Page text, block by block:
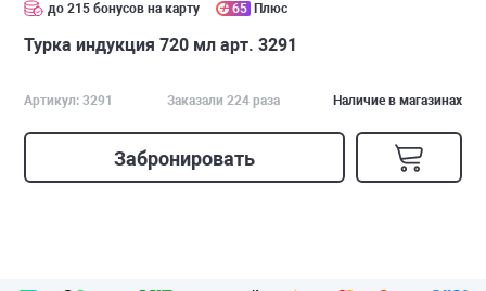
до 215 бонусов на карту 65 Плюс
Турка индукция 720 мл арт. 3291
Артикул: 3291 Заказали 224 раза Наличие в магазинах
Забронировать